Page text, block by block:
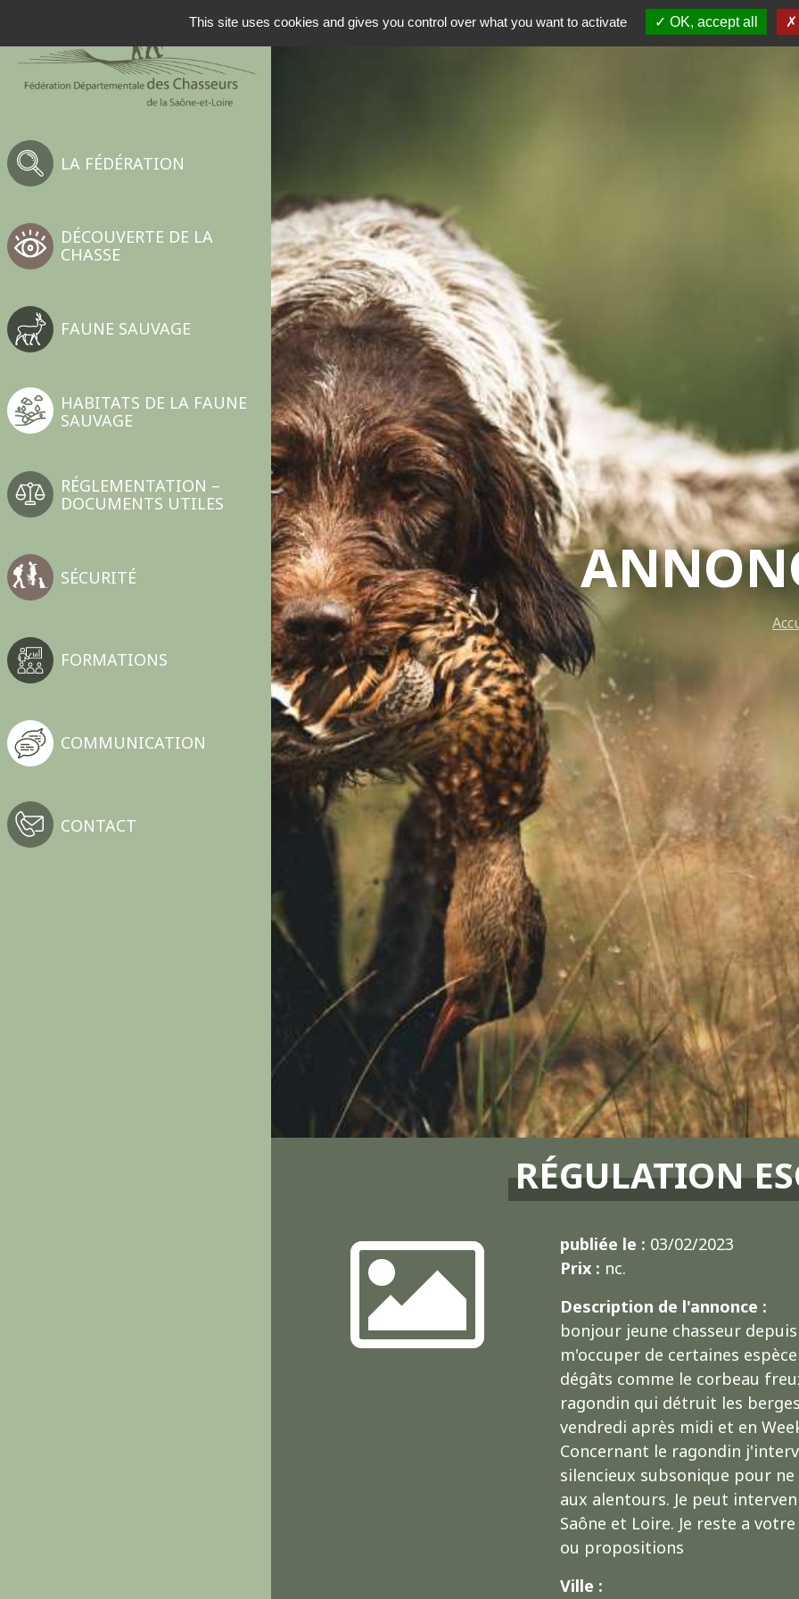
NAVIGATION PRINCIPALE
LA FÉDÉRATION
DÉCOUVERTE DE LA
CHASSE
FAUNE SAUVAGE
HABITATS DE LA FAUNE
SAUVAGE
RÉGLEMENTATION –
DOCUMENTS UTILES
SÉCURITÉ
FORMATIONS
COMMUNICATION
CONTACT
AG 2026
RÉGULATION
publiée le : 03/02/2023
Prix : nc.
Description de l'annonce :
bonjour jeune chasseur
m'occuper de certaines
dégâts comme le corbeau
ragondin qui détruit les
vendredi après midi et en
Concernant le ragondin
silencieux subsonique pour
aux alentours. Je peut
Saône et Loire. Je reste a
ou propositions
Ville :
This site uses cookies and gives you control over what you want to activate OK, accept all